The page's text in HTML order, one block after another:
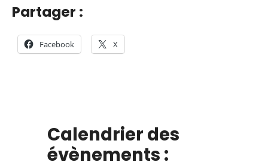
Partager :
Facebook X
Calendrier des
évènements :